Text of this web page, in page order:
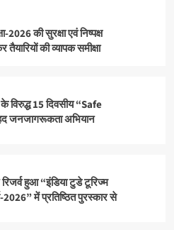
2026 की सुरक्षा एवं निष्पक्ष
की व्यापक समीक्षा
विरुद्ध 15 दिवसीय “Safe
जनजागरूकता अभियान
हुआ “इंडिया टुडे टूरिज्म
2026” में प्रतिष्ठित पुरस्कार से